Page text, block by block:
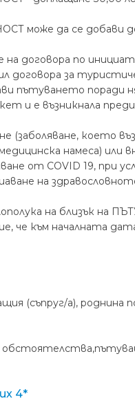
може да се добави до
на договора по
договора за
пътуването поради
и е възникнала
(заболяване, което
намеса) или
от COVID 19, при
на
на близък на
че към началната
(съпруг/а), роднина
4*